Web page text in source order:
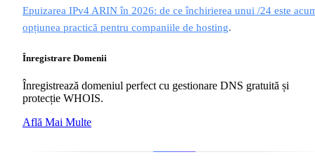
Epuizarea IPv4 ARIN în 2026: de ce închirierea unui /24 este
opțiunea practică pentru companiile de hosting.
Înregistrare Domenii
Înregistrează domeniul perfect cu gestionare DNS gratuită și
protecție WHOIS.
Află Mai Multe